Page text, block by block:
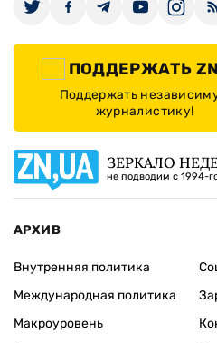
ПОДДЕРЖАТЬ
Поддержать
журналистику!
ЗЕРКАЛО
не подводим с 1994-
АРХИВ
Внутренняя политика
Международная политика
Макроуровень